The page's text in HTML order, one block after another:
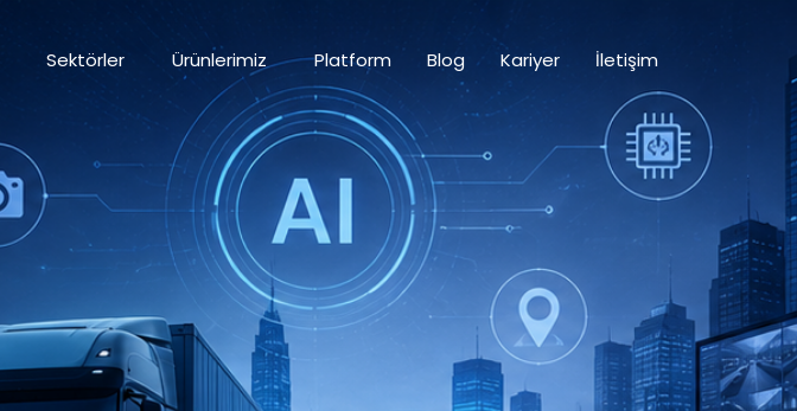
Sektörler Ürünlerimiz Platform Blog Kariyer İletişim